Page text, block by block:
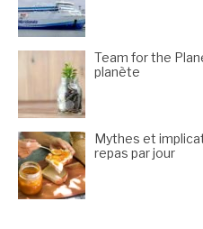
Team for the
planète
Mythes et
repas par jour